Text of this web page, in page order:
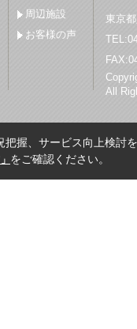
周辺施設
お客様の声
東京
All
握、サービス向上検討
をご確認ください。